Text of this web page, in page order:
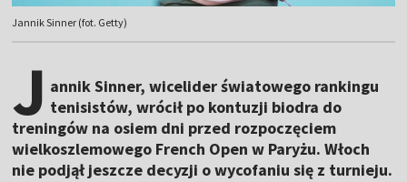
Jannik Sinner (fot. Getty)
J annik Sinner, wicelider światowego rankingu
tenisistów, wrócił po kontuzji biodra do
treningów na osiem dni przed rozpoczęciem
wielkoszlemowego French Open w Paryżu. Włoch
nie podjął jeszcze decyzji o wycofaniu się z turnieju.